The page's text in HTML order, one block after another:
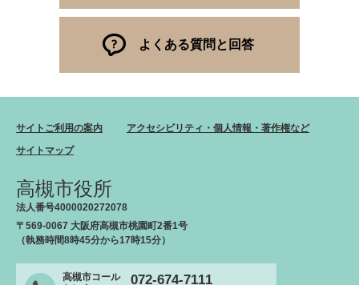
よくある質問と回答
サイトご利用の案内
アクセシビリティ・個人情報・著作権など
サイトマップ
高槻市役所
法人番号4000020272078
〒569-0067 大阪府高槻市桃園町2番1号
（執務時間8時45分から17時15分）
高槻市コール
072-674-7111